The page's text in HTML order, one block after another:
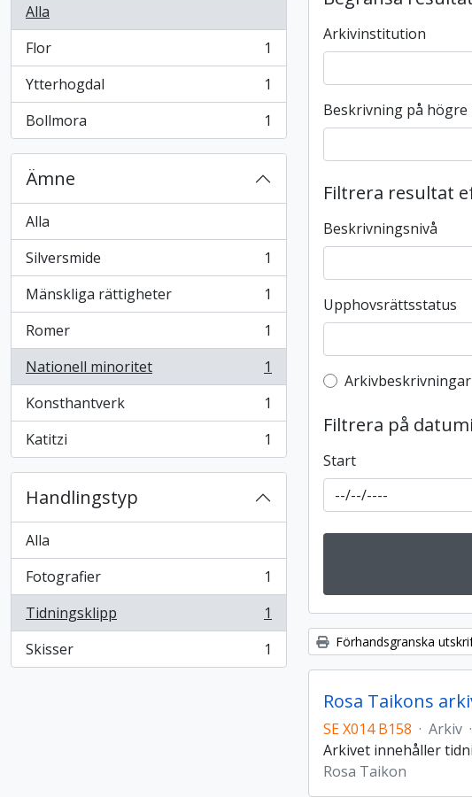
Alla
Flor
, 1 resultat
1
Ytterhogdal
, 1 resultat
1
Bollmora
, 1 resultat 1
Ämne
Alla
Silversmide
, 1 resultat
1
Mänskliga rättigheter
, 1 resultat
1
Romer
, 1 resultat
1
Nationell minoritet
, 1 resultat
1
Konsthantverk
, 1 resultat
1
Katitzi
, 1 resultat 1
Handlingstyp
Alla
Fotografier
, 1 resultat
1
Tidningsklipp
, 1 resultat
1
Skisser
, 1 resultat 1
Arkivinstitution
Beskrivning på högre
Filtrera resultat
Beskrivningsnivå
Upphovsrättsstatus
Top-level
Filtrera på
Start
Förhandsgranska
Rosa Taikons
SE X014 B158 · Arkiv ·
Arkivet innehåller
Rosa Taikon